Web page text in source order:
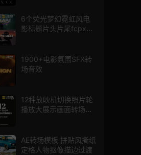
6个荧光梦幻霓虹风电
影标题片头片尾fcpx插
1900+电影氛围SFX转
场音效
12种放映机切换照片轮
播放大展示画面转场动
AE转场模板 拼贴风撕纸
定格人物抠像描边过渡